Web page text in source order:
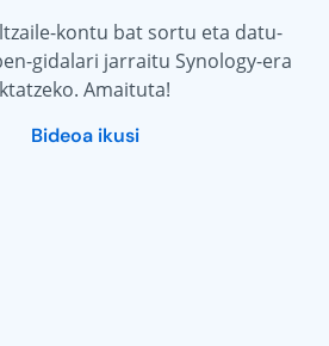
kontu bat sortu eta datu-
gidalari jarraitu Synology-era
Amaituta!
Bideoa ikusi